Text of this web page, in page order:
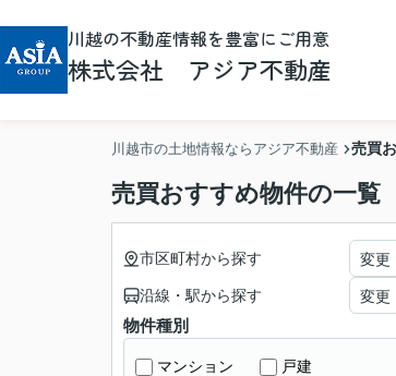
川越の不動産情報を豊富にご用意
株式会社 アジア不動産
川越市の土地情報ならアジア不動産 売買
売買おすすめ物件の一覧
市区町村から探す 変更
沿線・駅から探す 変更
物件種別
マンション 戸建